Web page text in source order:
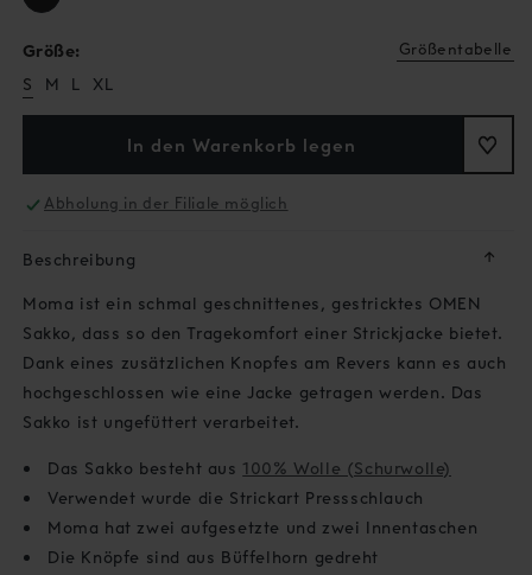
Größentabelle
Größe:
S
M L XL
In den Warenkorb legen
Abholung in der Filiale möglich
Beschreibung ↓
Moma ist ein schmal geschnittenes, gestricktes OMEN
Sakko, dass so den Tragekomfort einer Strickjacke bietet.
Dank eines zusätzlichen Knopfes am Revers kann es auch
hochgeschlossen wie eine Jacke getragen werden. Das
Sakko ist ungefüttert verarbeitet.
Das Sakko besteht aus 100% Wolle (Schurwolle)
Verwendet wurde die Strickart Pressschlauch
Moma hat zwei aufgesetzte und zwei Innentaschen
Die Knöpfe sind aus Büffelhorn gedreht